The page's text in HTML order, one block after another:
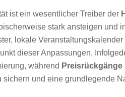
ist ein wesentlicher Treiber der
stark ansteigen und
lokale
dieser Anpassungen.
während Preisrückgänge
sichern und eine grundlegende